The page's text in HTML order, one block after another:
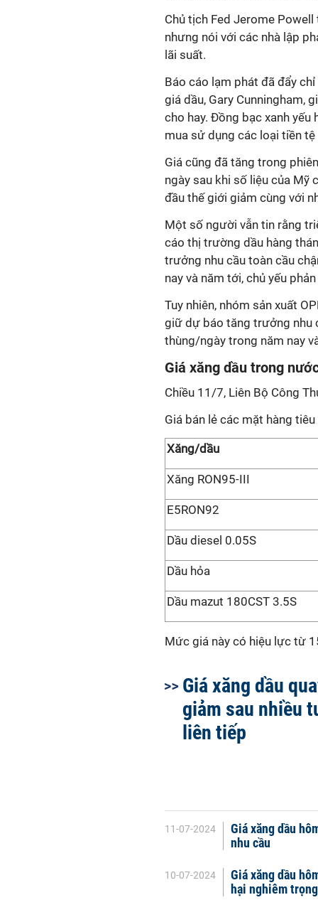
Chủ tịch Fed Jerome
nhưng nói với các nhà lập
lãi suất.
Báo cáo lạm phát đã đẩy
giá dầu, Gary Cunningham,
cho hay. Đồng bạc xanh
mua sử dụng các loại tiền tệ
Giá cũng đã tăng trong
ngày sau khi số liệu của Mỹ
đầu thế giới giảm cùng với
Một số người vẫn tin rằng
cáo thị trường dầu hàng
trưởng nhu cầu toàn cầu
nay và năm tới, chủ yếu
Tuy nhiên, nhóm sản xuất
giữ dự báo tăng trưởng nhu
thùng/ngày trong năm nay
Giá xăng dầu trong
Chiều 11/7, Liên Bộ Công
Giá bán lẻ các mặt hàng
Xăng/dầu
Xăng RON95-III
E5RON92
Dầu diesel 0.05S
Dầu hỏa
Dầu mazut 180CST 3.5S
Mức giá này có hiệu lực từ
Giá xăng dầu
giảm sau nhiều
liên tiếp
11-07-2024
Giá xăng dầu
nhu cầu
10-07-2024
Giá xăng dầu
hại nghiêm trọng